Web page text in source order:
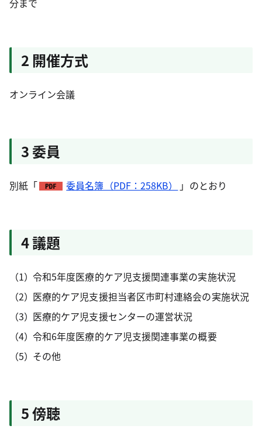
分まで
2 開催方式
オンライン会議
3 委員
別紙「 委員名簿（PDF：258KB） 」のとおり
4 議題
令和5年度医療的ケア児支援関連事業の実施状況
医療的ケア児支援担当者区市町村連絡会の実施状況
医療的ケア児支援センターの運営状況
令和6年度医療的ケア児支援関連事業の概要
その他
5 傍聴